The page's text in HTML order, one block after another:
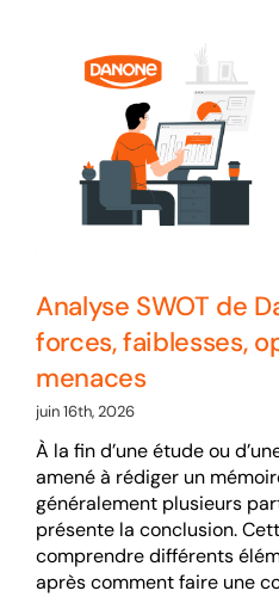
Analyse SWOT de
forces, faiblesses,
menaces
juin 16th, 2026
À la fin d’une étude ou
amené à rédiger un
généralement plusieurs
présente la conclusion.
comprendre différents
après comment faire une